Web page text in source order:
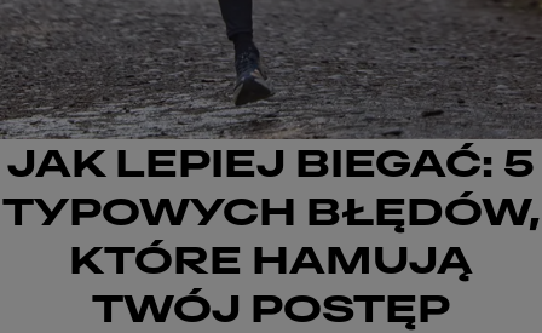
JAK LEPIEJ BIEGAĆ: 5
TYPOWYCH BŁĘDÓW,
KTÓRE HAMUJĄ
TWÓJ POSTĘP